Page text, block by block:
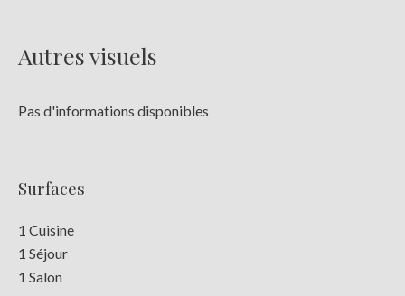
Autres visuels
Pas d'informations disponibles
Surfaces
1 Cuisine
1 Séjour
1 Salon